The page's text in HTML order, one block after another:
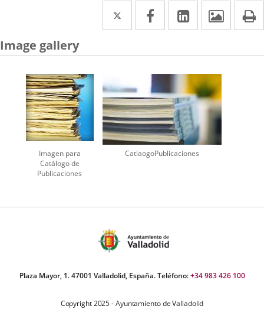
Twitter
Enlace
a
una
aplicación
externa.
Facebook
Enlace
a
una
aplicación
externa.
Linkedin
Enlace
a
una
aplicación
externa.
Image gallery
Imagen para
Catálogo de
Publicaciones
CatlaogoPublicaciones
Plaza Mayor, 1. 47001 Valladolid, España. Teléfono:+34 983 426 100
Copyright 2025 - Ayuntamiento de Valladolid